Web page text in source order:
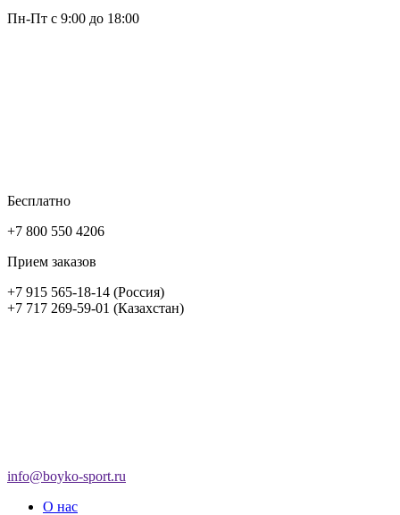
Пн-Пт с 9:00 до 18:00
Бесплатно
+7 800 550 4206
Прием заказов
+7 915 565-18-14 (Россия)
+7 717 269-59-01 (Казахстан)
info@boyko-sport.ru
О нас